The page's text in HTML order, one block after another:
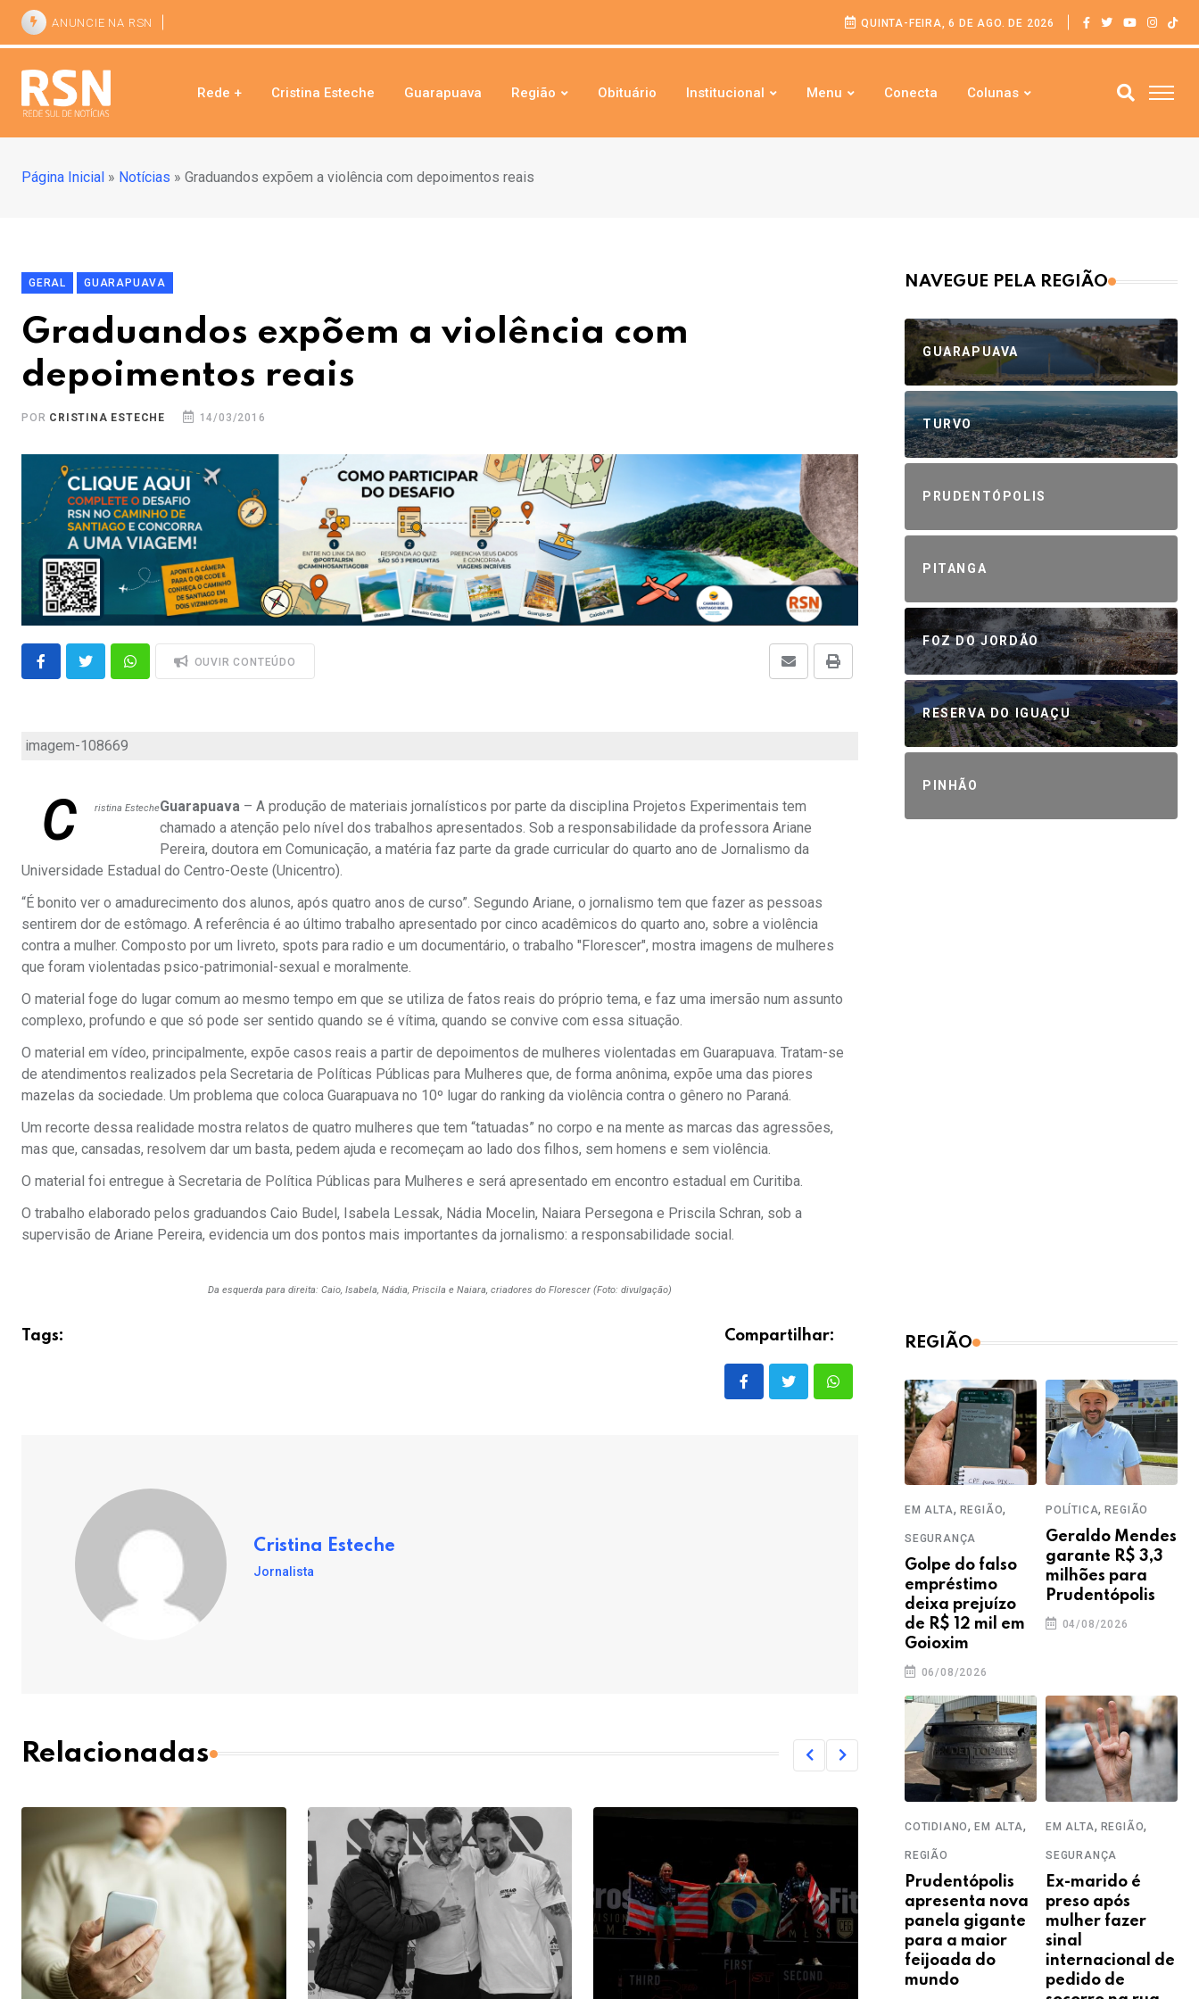
ANUNCIE NA RSN QUINTA-FEIRA, 6 DE AGO. DE 2026
Rede + Cristina Esteche Guarapuava Região Obituário Institucional Menu Conecta Colunas
Página Inicial » Notícias » Graduandos expõem a violência com depoimentos reais
GERAL GUARAPUAVA
Graduandos expõem a violência com
depoimentos reais
POR CRISTINA ESTECHE 14/03/2016
OUVIR CONTEÚDO
imagem-108669
C ristina EstecheGuarapuava – A produção de materiais jornalísticos por parte da disciplina Projetos Experimentais tem
chamado a atenção pelo nível dos trabalhos apresentados. Sob a responsabilidade da professora Ariane
Pereira, doutora em Comunicação, a matéria faz parte da grade curricular do quarto ano de Jornalismo da
Universidade Estadual do Centro-Oeste (Unicentro).
“É bonito ver o amadurecimento dos alunos, após quatro anos de curso”. Segundo Ariane, o jornalismo tem que fazer as pessoas
sentirem dor de estômago. A referência é ao último trabalho apresentado por cinco acadêmicos do quarto ano, sobre a violência
contra a mulher. Composto por um livreto, spots para radio e um documentário, o trabalho "Florescer", mostra imagens de mulheres
que foram violentadas psico-patrimonial-sexual e moralmente.
O material foge do lugar comum ao mesmo tempo em que se utiliza de fatos reais do próprio tema, e faz uma imersão num assunto
complexo, profundo e que só pode ser sentido quando se é vítima, quando se convive com essa situação.
O material em vídeo, principalmente, expõe casos reais a partir de depoimentos de mulheres violentadas em Guarapuava. Tratam-se
de atendimentos realizados pela Secretaria de Políticas Públicas para Mulheres que, de forma anônima, expõe uma das piores
mazelas da sociedade. Um problema que coloca Guarapuava no 10º lugar do ranking da violência contra o gênero no Paraná.
Um recorte dessa realidade mostra relatos de quatro mulheres que tem “tatuadas” no corpo e na mente as marcas das agressões,
mas que, cansadas, resolvem dar um basta, pedem ajuda e recomeçam ao lado dos filhos, sem homens e sem violência.
O material foi entregue à Secretaria de Política Públicas para Mulheres e será apresentado em encontro estadual em Curitiba.
O trabalho elaborado pelos graduandos Caio Budel, Isabela Lessak, Nádia Mocelin, Naiara Persegona e Priscila Schran, sob a
supervisão de Ariane Pereira, evidencia um dos pontos mais importantes da jornalismo: a responsabilidade social.
Da esquerda para direita: Caio, Isabela, Nádia, Priscila e Naiara, criadores do Florescer (Foto: divulgação)
Tags: Compartilhar:
Cristina Esteche
Jornalista
Relacionadas
NAVEGUE PELA REGIÃO
GUARAPUAVA
TURVO
PRUDENTÓPOLIS
PITANGA
FOZ DO JORDÃO
RESERVA DO IGUAÇU
PINHÃO
REGIÃO
EM ALTA, REGIÃO,
SEGURANÇA
Golpe do falso
empréstimo
deixa prejuízo
de R$ 12 mil em
Goioxim
06/08/2026
POLÍTICA,REGIÃO
Geraldo Mendes
garante R$ 3,3
milhões para
Prudentópolis
04/08/2026
COTIDIANO,EM ALTA,
REGIÃO
Prudentópolis
apresenta nova
panela gigante
para a maior
feijoada do
mundo
EM ALTA, REGIÃO,
SEGURANÇA
Ex-marido é
preso após
mulher fazer
sinal
internacional de
pedido de